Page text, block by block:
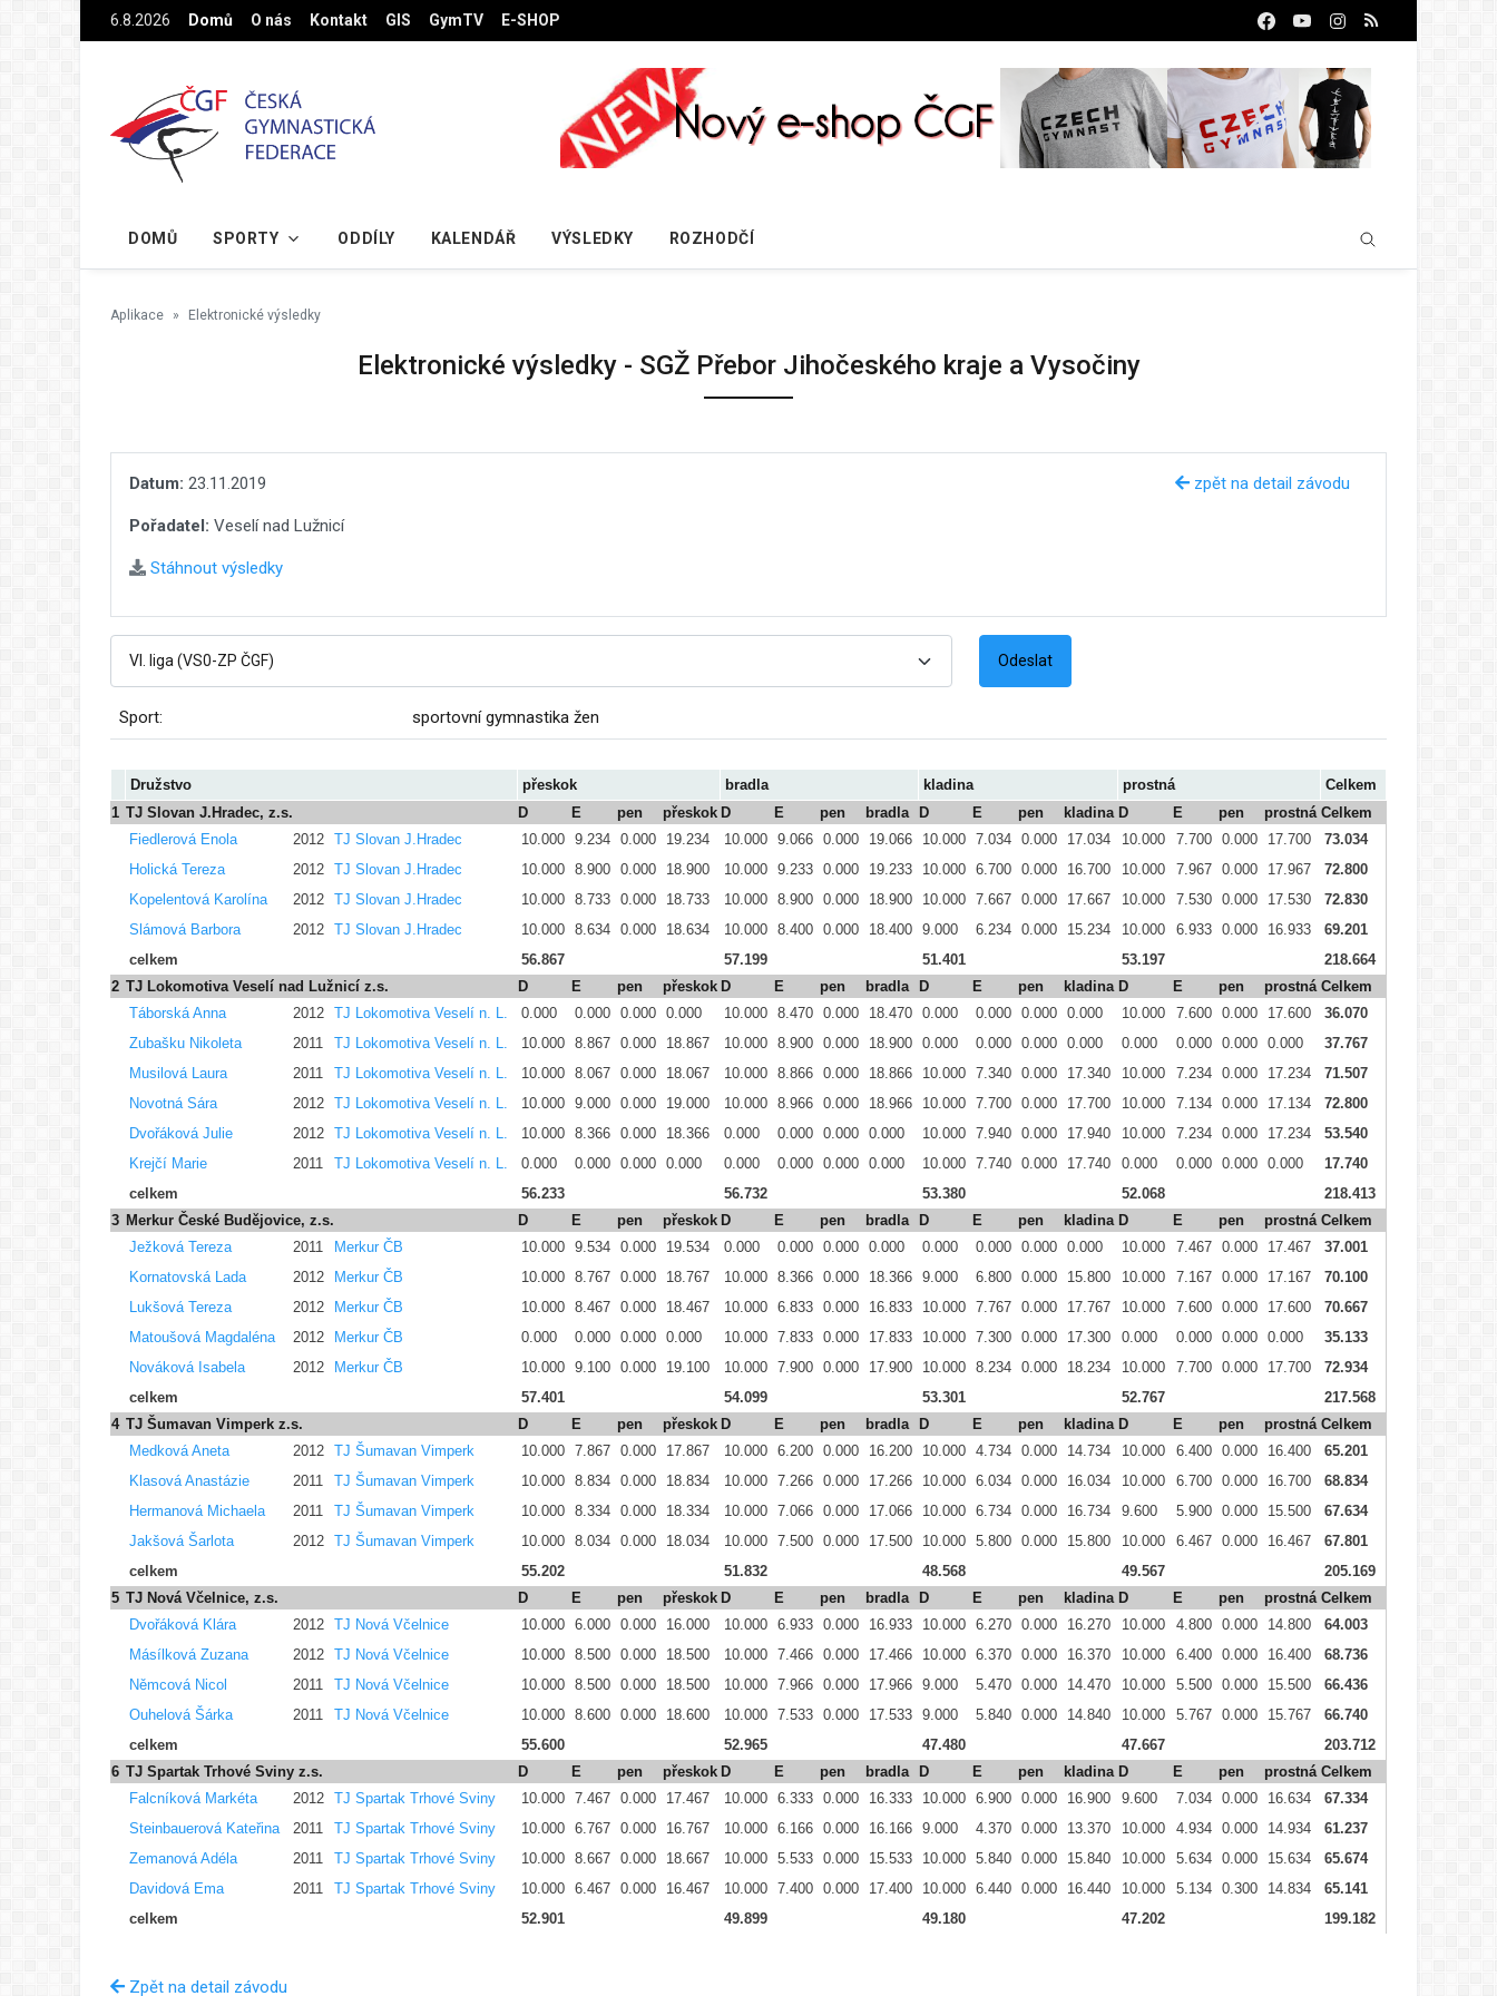
Na hlavní obsah6.8.2026 Domů O nás Kontakt GIS GymTV E-SHOP
DOMŮ SPORTY ODDÍLY KALENDÁŘ VÝSLEDKY ROZHODČÍ
Aplikace Elektronické výsledky
Elektronické výsledky - SGŽ Přebor Jihočeského kraje a Vysočiny
zpět na detail závodu
Datum: 23.11.2019
Pořadatel: Veselí nad Lužnicí
Stáhnout výsledky
Sport: sportovní gymnastika žen
Družstvo přeskok bradla kladina prostná
Celkem
1 TJ Slovan J.Hradec, z.s. D E pen přeskok D E pen bradla D E pen kladina D E pen prostná Celkem
Fiedlerová Enola
2012 TJ Slovan J.Hradec 10.000 9.234 0.000 19.234 10.000 9.066 0.000 19.066 10.000 7.034 0.000 17.034 10.000 7.700 0.000 17.700
73.034
Holická Tereza
2012 TJ Slovan J.Hradec 10.000 8.900 0.000 18.900 10.000 9.233 0.000 19.233 10.000 6.700 0.000 16.700 10.000 7.967 0.000 17.967
72.800
Kopelentová Karolína
2012 TJ Slovan J.Hradec 10.000 8.733 0.000 18.733 10.000 8.900 0.000 18.900 10.000 7.667 0.000 17.667 10.000 7.530 0.000 17.530
72.830
Slámová Barbora
2012 TJ Slovan J.Hradec 10.000 8.634 0.000 18.634 10.000 8.400 0.000 18.400 9.000 6.234 0.000 15.234 10.000 6.933 0.000 16.933
69.201
celkem
56.867 57.199 51.401 53.197
218.664
2 TJ Lokomotiva Veselí nad Lužnicí z.s. D E pen přeskok D E pen bradla D E pen kladina D E pen prostná Celkem
Táborská Anna
2012 TJ Lokomotiva Veselí n. L. 0.000 0.000 0.000 0.000 10.000 8.470 0.000 18.470 0.000 0.000 0.000 0.000 10.000 7.600 0.000 17.600
36.070
Zubašku Nikoleta
2011 TJ Lokomotiva Veselí n. L. 10.000 8.867 0.000 18.867 10.000 8.900 0.000 18.900 0.000 0.000 0.000 0.000 0.000 0.000 0.000 0.000
37.767
Musilová Laura
2011 TJ Lokomotiva Veselí n. L. 10.000 8.067 0.000 18.067 10.000 8.866 0.000 18.866 10.000 7.340 0.000 17.340 10.000 7.234 0.000 17.234
71.507
Novotná Sára
2012 TJ Lokomotiva Veselí n. L. 10.000 9.000 0.000 19.000 10.000 8.966 0.000 18.966 10.000 7.700 0.000 17.700 10.000 7.134 0.000 17.134
72.800
Dvořáková Julie
2012 TJ Lokomotiva Veselí n. L. 10.000 8.366 0.000 18.366 0.000 0.000 0.000 0.000 10.000 7.940 0.000 17.940 10.000 7.234 0.000 17.234
53.540
Krejčí Marie
2011 TJ Lokomotiva Veselí n. L. 0.000 0.000 0.000 0.000 0.000 0.000 0.000 0.000 10.000 7.740 0.000 17.740 0.000 0.000 0.000 0.000
17.740
celkem
56.233 56.732 53.380 52.068
218.413
3 Merkur České Budějovice, z.s. D E pen přeskok D E pen bradla D E pen kladina D E pen prostná Celkem
Ježková Tereza
2011 Merkur ČB 10.000 9.534 0.000 19.534 0.000 0.000 0.000 0.000 0.000 0.000 0.000 0.000 10.000 7.467 0.000 17.467
37.001
Kornatovská Lada
2012 Merkur ČB 10.000 8.767 0.000 18.767 10.000 8.366 0.000 18.366 9.000 6.800 0.000 15.800 10.000 7.167 0.000 17.167
70.100
Lukšová Tereza
2012 Merkur ČB 10.000 8.467 0.000 18.467 10.000 6.833 0.000 16.833 10.000 7.767 0.000 17.767 10.000 7.600 0.000 17.600
70.667
Matoušová Magdaléna
2012 Merkur ČB 0.000 0.000 0.000 0.000 10.000 7.833 0.000 17.833 10.000 7.300 0.000 17.300 0.000 0.000 0.000 0.000
35.133
Nováková Isabela
2012 Merkur ČB 10.000 9.100 0.000 19.100 10.000 7.900 0.000 17.900 10.000 8.234 0.000 18.234 10.000 7.700 0.000 17.700
72.934
celkem
57.401 54.099 53.301 52.767
217.568
4 TJ Šumavan Vimperk z.s. D E pen přeskok D E pen bradla D E pen kladina D E pen prostná Celkem
Medková Aneta
2012 TJ Šumavan Vimperk 10.000 7.867 0.000 17.867 10.000 6.200 0.000 16.200 10.000 4.734 0.000 14.734 10.000 6.400 0.000 16.400
65.201
Klasová Anastázie
2011 TJ Šumavan Vimperk 10.000 8.834 0.000 18.834 10.000 7.266 0.000 17.266 10.000 6.034 0.000 16.034 10.000 6.700 0.000 16.700
68.834
Hermanová Michaela
2011 TJ Šumavan Vimperk 10.000 8.334 0.000 18.334 10.000 7.066 0.000 17.066 10.000 6.734 0.000 16.734 9.600 5.900 0.000 15.500
67.634
Jakšová Šarlota
2012 TJ Šumavan Vimperk 10.000 8.034 0.000 18.034 10.000 7.500 0.000 17.500 10.000 5.800 0.000 15.800 10.000 6.467 0.000 16.467
67.801
celkem
55.202 51.832 48.568 49.567
205.169
5 TJ Nová Včelnice, z.s. D E pen přeskok D E pen bradla D E pen kladina D E pen prostná Celkem
Dvořáková Klára
2012 TJ Nová Včelnice 10.000 6.000 0.000 16.000 10.000 6.933 0.000 16.933 10.000 6.270 0.000 16.270 10.000 4.800 0.000 14.800
64.003
Másílková Zuzana
2012 TJ Nová Včelnice 10.000 8.500 0.000 18.500 10.000 7.466 0.000 17.466 10.000 6.370 0.000 16.370 10.000 6.400 0.000 16.400
68.736
Němcová Nicol
2011 TJ Nová Včelnice 10.000 8.500 0.000 18.500 10.000 7.966 0.000 17.966 9.000 5.470 0.000 14.470 10.000 5.500 0.000 15.500
66.436
Ouhelová Šárka
2011 TJ Nová Včelnice 10.000 8.600 0.000 18.600 10.000 7.533 0.000 17.533 9.000 5.840 0.000 14.840 10.000 5.767 0.000 15.767
66.740
celkem
55.600 52.965 47.480 47.667
203.712
6 TJ Spartak Trhové Sviny z.s. D E pen přeskok D E pen bradla D E pen kladina D E pen prostná Celkem
Falcníková Markéta
2012 TJ Spartak Trhové Sviny 10.000 7.467 0.000 17.467 10.000 6.333 0.000 16.333 10.000 6.900 0.000 16.900 9.600 7.034 0.000 16.634
67.334
Steinbauerová Kateřina
2011 TJ Spartak Trhové Sviny 10.000 6.767 0.000 16.767 10.000 6.166 0.000 16.166 9.000 4.370 0.000 13.370 10.000 4.934 0.000 14.934
61.237
Zemanová Adéla
2011 TJ Spartak Trhové Sviny 10.000 8.667 0.000 18.667 10.000 5.533 0.000 15.533 10.000 5.840 0.000 15.840 10.000 5.634 0.000 15.634
65.674
Davidová Ema
2011 TJ Spartak Trhové Sviny 10.000 6.467 0.000 16.467 10.000 7.400 0.000 17.400 10.000 6.440 0.000 16.440 10.000 5.134 0.300 14.834
65.141
celkem
52.901 49.899 49.180 47.202 199.182
Zpět na detail závodu